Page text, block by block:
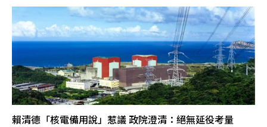
賴清德「核電備用說」惹議 政院澄清：絕無延役考量